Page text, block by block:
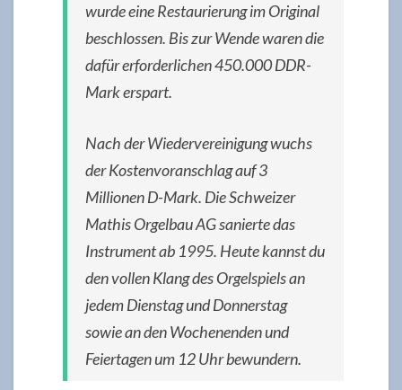
wurde eine Restaurierung im Original
beschlossen. Bis zur Wende waren die
dafür erforderlichen 450.000 DDR-
Mark erspart.
Nach der Wiedervereinigung wuchs
der Kostenvoranschlag auf 3
Millionen D-Mark. Die Schweizer
Mathis Orgelbau AG sanierte das
Instrument ab 1995. Heute kannst du
den vollen Klang des Orgelspiels an
jedem Dienstag und Donnerstag
sowie an den Wochenenden und
Feiertagen um 12 Uhr bewundern.